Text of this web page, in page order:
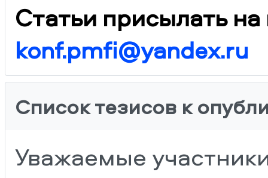
Статьи присылать
konf.pmfi@yandex.ru
Список тезисов к
Уважаемые